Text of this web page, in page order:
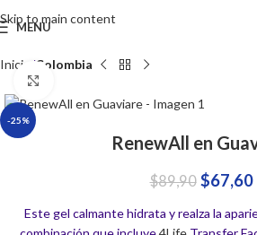
Skip to main content
MENU
Inicio Colombia
-25%
RenewAll en
$89,90 $67,60
Este gel calmante hidrata y realza la